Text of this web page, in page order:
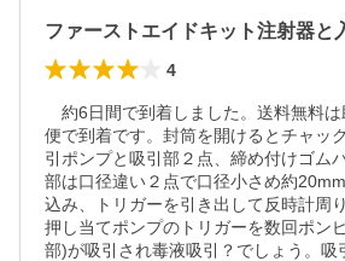
4
約6日間で到着しました。送料無料
便で到着です。封筒を開けるとチャッ
引ポンプと吸引部２点、締め付けゴム
部は口径違い２点で口径小さめ約
込み、トリガーを引き出して反時計周
押し当てポンプのトリガーを数回ポン
部)が吸引され毒液吸引？でしょう。吸